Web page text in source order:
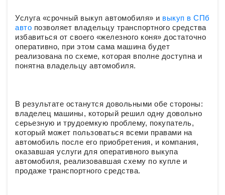
Услуга «срочный выкуп автомобиля» и выкуп в СПб
авто позволяет владельцу транспортного средства
избавиться от своего «железного коня» достаточно
оперативно, при этом сама машина будет
реализована по схеме, которая вполне доступна и
понятна владельцу автомобиля.
В результате останутся довольными обе стороны:
владелец машины, который решил одну довольно
серьезную и трудоемкую проблему, покупатель,
который может пользоваться всеми правами на
автомобиль после его приобретения, и компания,
оказавшая услуги для оперативного выкупа
автомобиля, реализовавшая схему по купле и
продаже транспортного средства.